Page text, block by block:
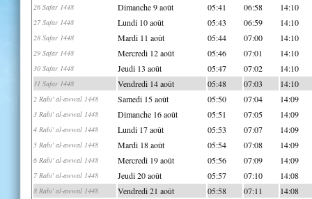
26 Safar 1448 Dimanche 9 août 05:41 06:58 14:10
27 Safar 1448 Lundi 10 août 05:43 06:59 14:10
28 Safar 1448 Mardi 11 août 05:44 07:00 14:10
29 Safar 1448 Mercredi 12 août 05:46 07:01 14:10
30 Safar 1448 Jeudi 13 août 05:47 07:02 14:10
31 Safar 1448 Vendredi 14 août 05:48 07:03 14:10
2 Rabi' al-awwal 1448 Samedi 15 août 05:50 07:04 14:09
3 Rabi' al-awwal 1448 Dimanche 16 août 05:51 07:05 14:09
4 Rabi' al-awwal 1448 Lundi 17 août 05:53 07:07 14:09
5 Rabi' al-awwal 1448 Mardi 18 août 05:54 07:08 14:09
6 Rabi' al-awwal 1448 Mercredi 19 août 05:56 07:09 14:09
7 Rabi' al-awwal 1448 Jeudi 20 août 05:57 07:10 14:08
8 Rabi' al-awwal 1448 Vendredi 21 août 05:58 07:11 14:08